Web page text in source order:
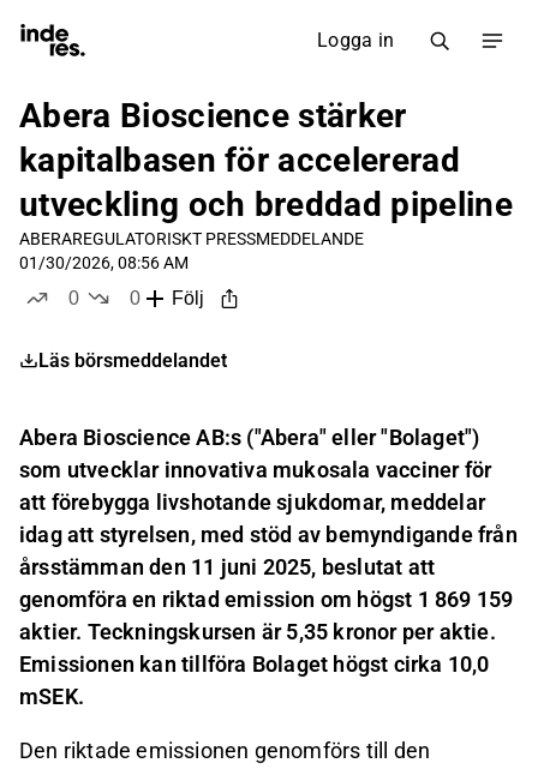
Logga in
Abera Bioscience stärker
kapitalbasen för accelererad
utveckling och breddad pipeline
ABERAREGULATORISKT PRESSMEDDELANDE
01/30/2026, 08:56 AM
0
0
Följ
Läs börsmeddelandet
Abera Bioscience AB:s ("Abera" eller "Bolaget")
som utvecklar innovativa mukosala vacciner för
att förebygga livshotande sjukdomar, meddelar
idag att styrelsen, med stöd av bemyndigande från
årsstämman den 11 juni 2025, beslutat att
genomföra en riktad emission om högst 1 869 159
aktier. Teckningskursen är 5,35 kronor per aktie.
Emissionen kan tillföra Bolaget högst cirka 10,0
mSEK.
Den riktade emissionen genomförs till den